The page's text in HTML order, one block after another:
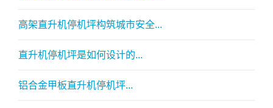
高架直升机停机坪构筑城市安全...
直升机停机坪是如何设计的...
铝合金甲板直升机停机坪...